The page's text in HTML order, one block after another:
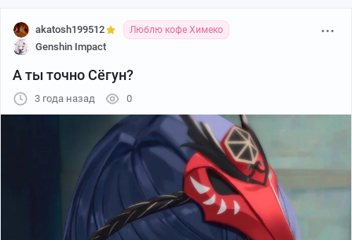
akatosh199512 Люблю кофе Химеко
Genshin Impact
А ты точно Сёгун?
3 года назад 0